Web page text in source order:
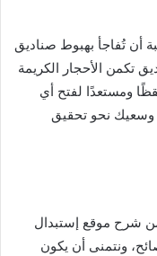
أن تُفاجأ بهبوط صناديق
تكمن الأحجار الكريمة
ومستعدًا لفتح أي
وسعيك نحو تحقيق
من شرح موقع إستبدال
والنصائح، ونتمنى أن يكون